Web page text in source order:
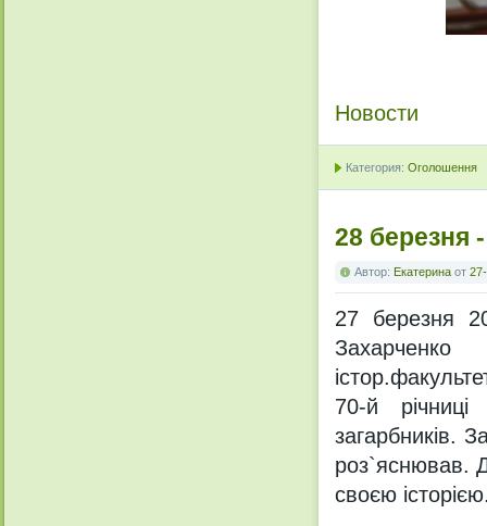
Новости
Категория: Оголошення
28 березня
Автор: Екатерина от
27 березня
70-й
загарбників.
роз`яснював.
своєю